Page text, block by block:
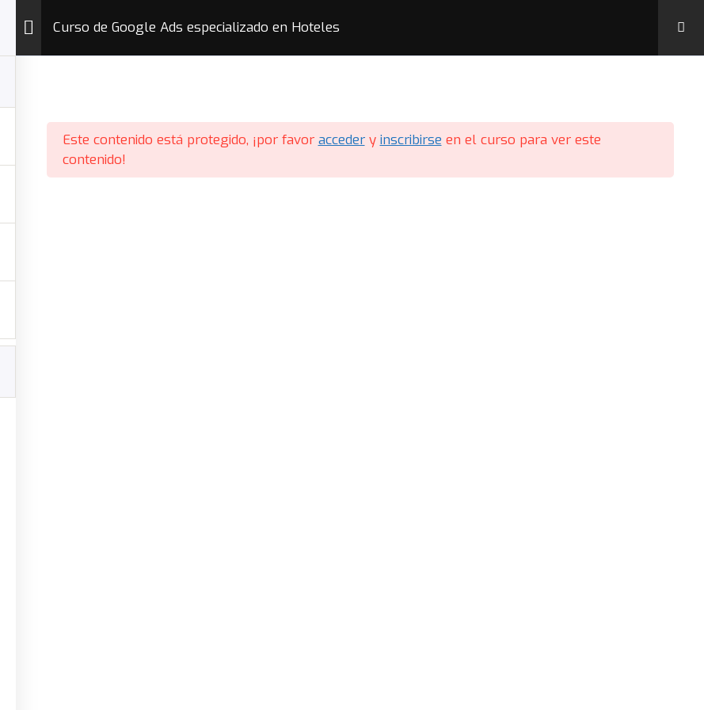
¿Quién Soy? YT Channel Proton Labs
Curso de Google Ads especializado en Hoteles
Este contenido está protegido, ¡por favor accedery inscribirse en el curso para ver este
contenido!
© 2026 Gabriel Ramis • Creado conGeneratePress